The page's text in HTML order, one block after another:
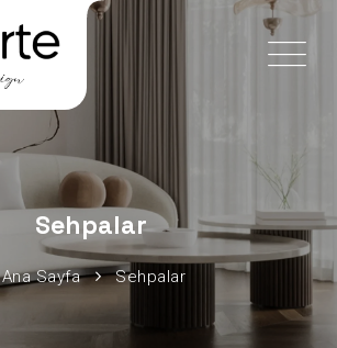
Sehpalar
Ana Sayfa Sehpalar